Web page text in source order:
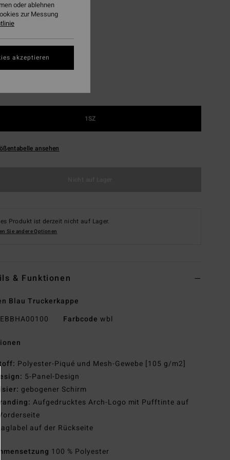
1SZ
ansehen
Produkt ist derzeit nicht auf Lager.
Sie andere Optionen
& Funktionen
Blau Truckerkappe
EBBHA00100 Farbcode wbl
Polyester-Piqué und Mesh-Gewebe [105 g/m2]
Design: 5-Panel-Design
Visier: gebogener Schirm
Branding: Aufgedrucktes Arch-Logo mit Pufftinte auf
Vorderseite
Flaglabel auf der Rückseite
100 % Polyester
oder ablehnen
zur Messung
akzeptieren